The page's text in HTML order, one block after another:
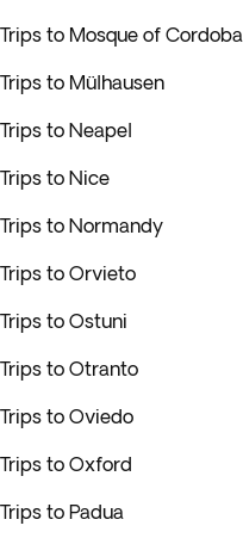
Trips to Mosque of Cordoba
Trips to Mülhausen
Trips to Neapel
Trips to Nice
Trips to Normandy
Trips to Orvieto
Trips to Ostuni
Trips to Otranto
Trips to Oviedo
Trips to Oxford
Trips to Padua